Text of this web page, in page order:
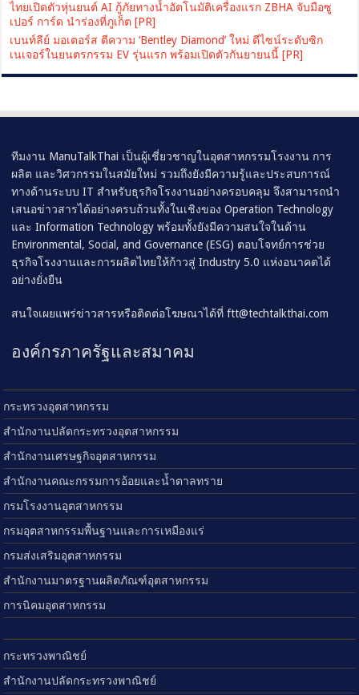
ไทยเปิดตัวหุ่นยนต์ AI กู้ภัยทางน้ำอัตโนมัติเครื่องแรก ZBHA จับมือซู
เปอร์ การ์ด นำร่องที่ภูเก็ต [PR]
เบนท์ลีย์ มอเตอร์ส ตีความ ‘Bentley Diamond’ ใหม่ ดีไซน์ระดับซิก
เนเจอร์ในยนตรกรรม EV รุ่นแรก พร้อมเปิดตัวกันยายนนี้ [PR]
ทีมงาน ManuTalkThai เป็นผู้เชี่ยวชาญในอุตสาหกรรมโรงงาน การ
ผลิต และวิศวกรรมในสมัยใหม่ รวมถึงยังมีความรู้และประสบการณ์
ทางด้านระบบ IT สำหรับธุรกิจโรงงานอย่างครอบคลุม จึงสามารถนำ
เสนอข่าวสารได้อย่างครบถ้วนทั้งในเชิงของ Operation Technology
และ Information Technology พร้อมทั้งยังมีความสนใจในด้าน
Environmental, Social, and Governance (ESG) ตอบโจทย์การช่วย
ธุรกิจโรงงานและการผลิตไทยให้ก้าวสู่ Industry 5.0 แห่งอนาคตได้
อย่างยั่งยืน
สนใจเผยแพร่ข่าวสารหรือติดต่อโฆษณาได้ที่ftt@techtalkthai.com
องค์กรภาครัฐและสมาคม
กระทรวงอุตสาหกรรม
สำนักงานปลัดกระทรวงอุตสาหกรรม
สำนักงานเศรษฐกิจอุตสาหกรรม
สำนักงานคณะกรรมการอ้อยและน้ำตาลทราย
กรมโรงงานอุตสาหกรรม
กรมอุตสาหกรรมพื้นฐานและการเหมืองแร่
กรมส่งเสริมอุตสาหกรรม
สำนักงานมาตรฐานผลิตภัณฑ์อุตสาหกรรม
การนิคมอุตสาหกรรม
กระทรวงพาณิชย์
สำนักงานปลัดกระทรวงพาณิชย์